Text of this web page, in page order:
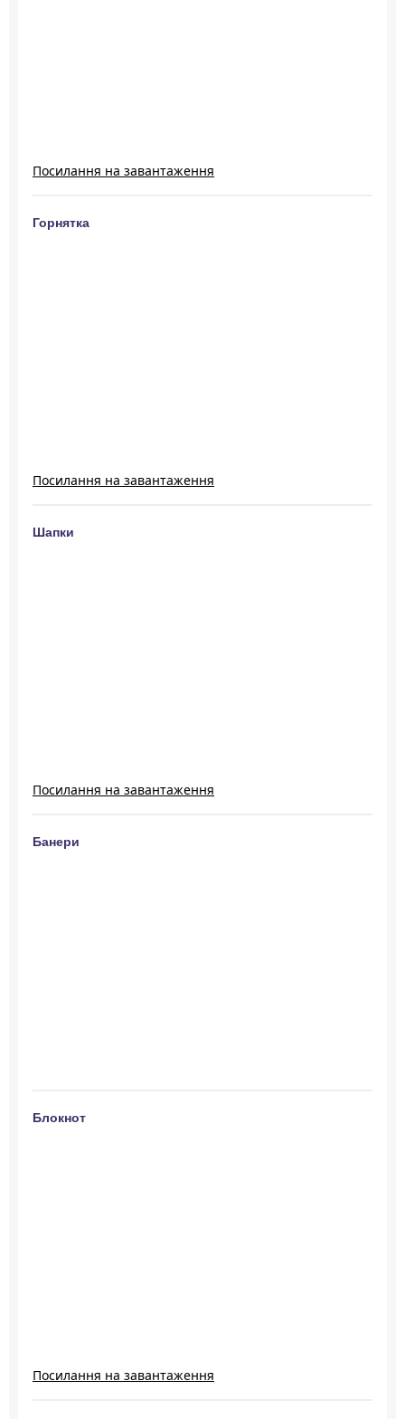
Посилання на завантаження
Горнятка
Посилання на завантаження
Шапки
Посилання на завантаження
Банери
Блокнот
Посилання на завантаження